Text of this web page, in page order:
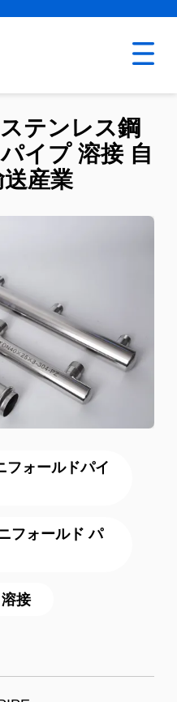
フォールドパイ
フォールド パ
接
テンレス鋼
イプ 溶接 自
産業